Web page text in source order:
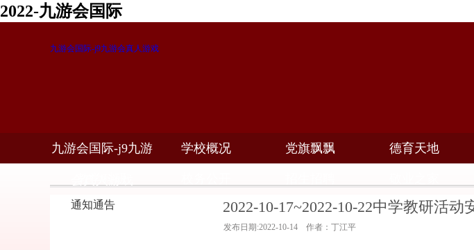
2022-九游会国际
九游会国际-j9九游会真人游戏
九游会国际-j9九游 学校概况 党旗飘飘 德育天地
通知通告 2022-10-17~2022-10-22中学教研活动
发布日期:2022-10-14 作者：丁江平